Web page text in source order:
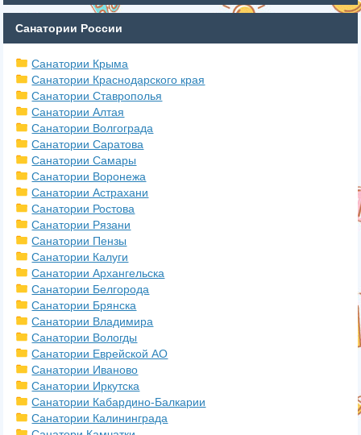
Санатории России
Санатории Крыма
Санатории Краснодарского края
Санатории Ставрополья
Санатории Алтая
Санатории Волгограда
Санатории Саратова
Санатории Самары
Санатории Воронежа
Санатории Астрахани
Санатории Ростова
Санатории Рязани
Санатории Пензы
Санатории Калуги
Санатории Архангельска
Санатории Белгорода
Санатории Брянска
Санатории Владимира
Санатории Вологды
Санатории Еврейской АО
Санатории Иваново
Санатории Иркутска
Санатории Кабардино-Балкарии
Санатории Калининграда